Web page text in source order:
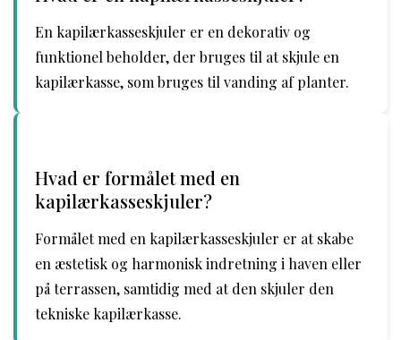
En kapilærkasseskjuler er en dekorativ og
funktionel beholder, der bruges til at skjule en
kapilærkasse, som bruges til vanding af planter.
Hvad er formålet med en
kapilærkasseskjuler?
Formålet med en kapilærkasseskjuler er at skabe
en æstetisk og harmonisk indretning i haven eller
på terrassen, samtidig med at den skjuler den
tekniske kapilærkasse.